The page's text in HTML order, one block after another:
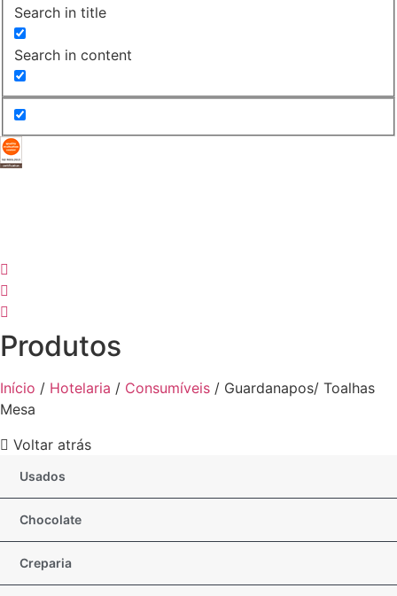
Search in title
Search in content
Produtos
Início / Hotelaria / Consumíveis / Guardanapos/ Toalhas
Mesa
Voltar atrás
Usados
Chocolate
Creparia